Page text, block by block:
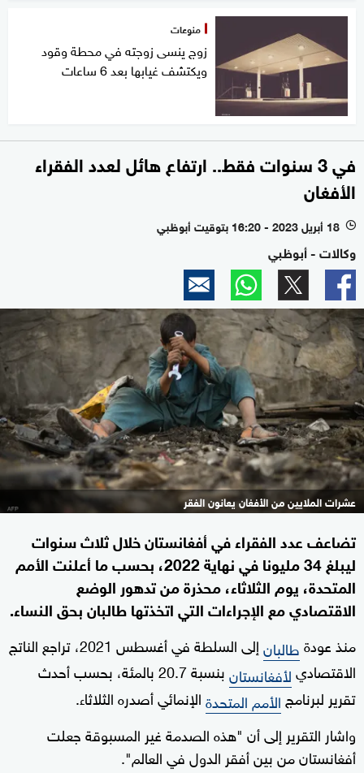
منوعات
زوج ينسى زوجته في محطة وقود
ويكتشف غيابها بعد 6 ساعات
في 3 سنوات فقط.. ارتفاع هائل لعدد الفقراء
الأفغان
l 18 أبريل 2023 - 16:20 بتوقيت أبوظبي
وكالات - أبوظبي
عشرات الملايين من الأفغان يعانون الفقر
تضاعف عدد الفقراء في أفغانستان خلال ثلاث سنوات
ليبلغ 34 مليونا في نهاية 2022، بحسب ما أعلنت الأمم
المتحدة، يوم الثلاثاء، محذرة من تدهور الوضع
الاقتصادي مع الإجراءات التي اتخذتها طالبان بحق النساء.
منذ عودةطالبان
إلى السلطة في أغسطس 2021، تراجع الناتج
الاقتصاديلأفغانستان
بنسبة 20.7 بالمئة، بحسب أحدث
تقرير لبرنامج الأمم المتحدةالإنمائي أصدره الثلاثاء.
واشار التقرير إلى أن "هذه الصدمة غير المسبوقة جعلت
أفغانستان من بين أفقر الدول في العالم".